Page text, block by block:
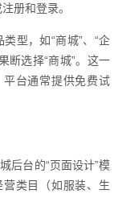
册和登录。
型，如“商城”、“企
断选择“商城”。这一
台通常提供免费试
后台的“页面设计”模
类目（如服装、生